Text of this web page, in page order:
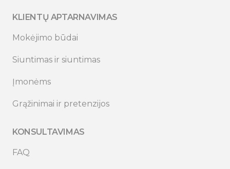
KLIENTŲ APTARNAVIMAS
Mokėjimo būdai
Siuntimas ir siuntimas
Įmonėms
Grąžinimai ir pretenzijos
KONSULTAVIMAS
FAQ